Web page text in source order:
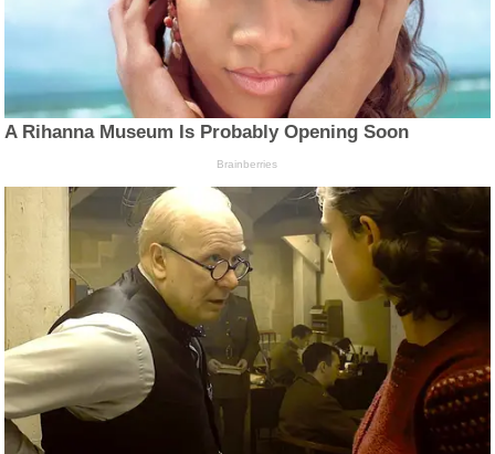
A Rihanna Museum Is Probably Opening Soon
Brainberries